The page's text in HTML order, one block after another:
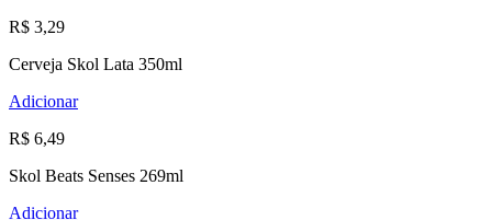
R$ 3,29
Cerveja Skol Lata 350ml
Adicionar
R$ 6,49
Skol Beats Senses 269ml
Adicionar